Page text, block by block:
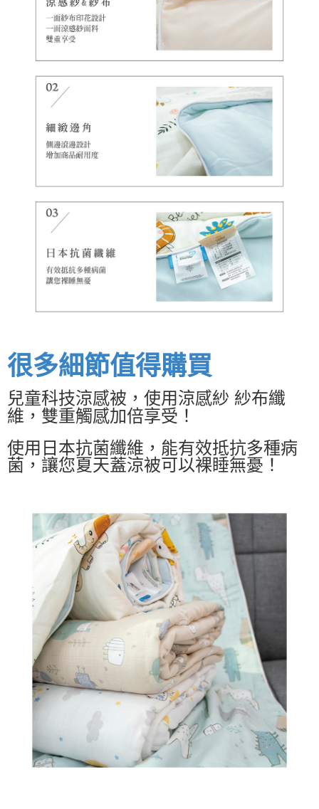
很多細節值得購買
兒童科技涼感被，使用涼感紗 紗布纖
維，雙重觸感加倍享受！
使用日本抗菌纖維，能有效抵抗多種病
菌，讓您夏天蓋涼被可以裸睡無憂！